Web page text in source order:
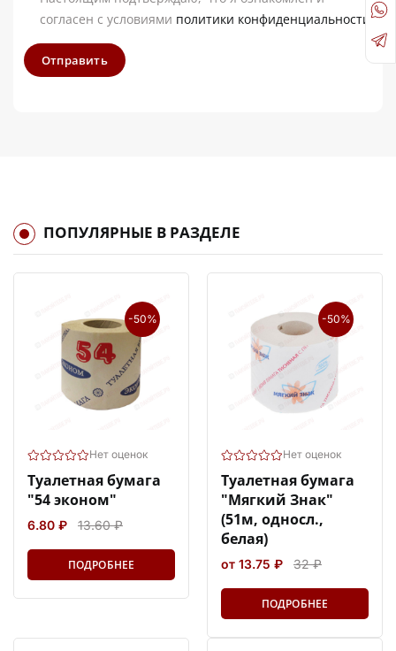
согласен с условиями политики конфиденциальности
Отправить
ПОПУЛЯРНЫЕ В РАЗДЕЛЕ
-50%
Нет оценок
Туалетная бумага
"54 эконом"
6.80 ₽ 13.60 ₽
ПОДРОБНЕЕ
-50%
Нет оценок
Туалетная бумага
"Мягкий Знак"
(51м, односл.,
белая)
от 13.75 ₽ 32 ₽
ПОДРОБНЕЕ